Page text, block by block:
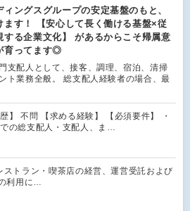
ィングスグループの安定基盤のもと、
ます！ 【安心して長く働ける基盤×従
する企業文化】 があるからこそ帰属意
育ってます◎
支配人として、接客、調理、宿泊、清掃
ト業務全般。 総支配人経験者の場合、最
歴】 不問 【求める経験】 【必須要件】 ・
の総支配人・支配人、ま…
ストラン・喫茶店の経営、運営受託および
利用に…